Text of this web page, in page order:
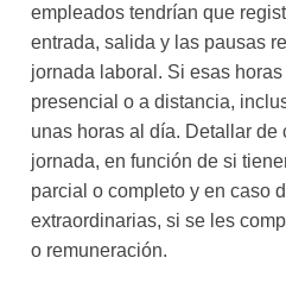
empleados tendrían que
entrada, salida y las pausas
jornada laboral. Si esas
presencial o a distancia,
unas horas al día. Detallar de
jornada, en función de si
parcial o completo y en caso
extraordinarias, si se les
o remuneración.